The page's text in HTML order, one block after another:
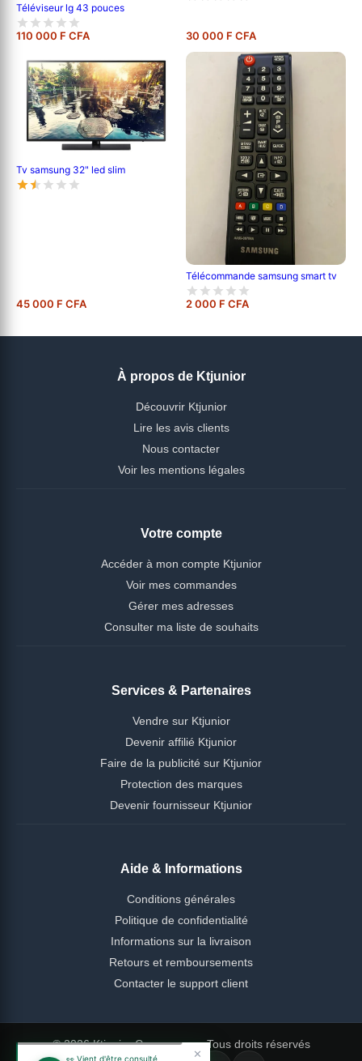
Téléviseur lg 43 pouces
110 000 F CFA 30 000 F CFA
Tv samsung 32" led slim
45 000 F CFA
Télécommande samsung smart tv
2 000 F CFA
À propos de Ktjunior
Découvrir Ktjunior
Lire les avis clients
Nous contacter
Voir les mentions légales
Votre compte
Accéder à mon compte Ktjunior
Voir mes commandes
Gérer mes adresses
Consulter ma liste de souhaits
Services & Partenaires
Vendre sur Ktjunior
Devenir affilié Ktjunior
Faire de la publicité sur Ktjunior
Protection des marques
Devenir fournisseur Ktjunior
Aide & Informations
Conditions générales
Politique de confidentialité
Informations sur la livraison
Retours et remboursements
Contacter le support client
© 2026 Ktjunior Cameroun — Tous droits réservés
👀 Vient d'être consulté ✕